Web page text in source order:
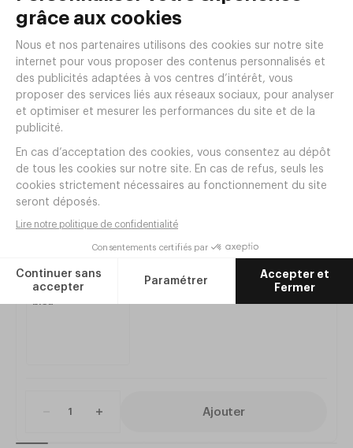
Chaise enfant Taille 2 ERGOS Jonquille
Réf. AF02J
Produits de la même
gamme
Plateforme 4 roues ERGOS bleu
Réf. AF94
Ajouter